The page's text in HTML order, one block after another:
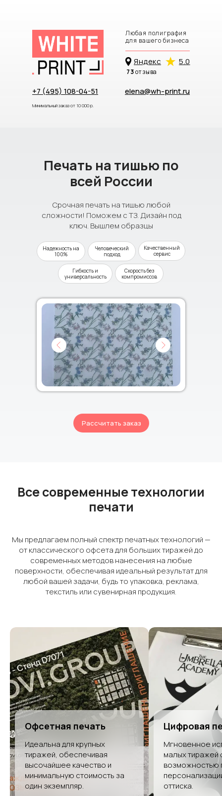
elena@wh-print.ru
+7 (495) 108-04-51
Любая полиграфия
для вашего бизнеса
Яндекc 5.0
73отзыва
Минимальный заказ от 10 000 р.
Печать на тишью по
всей России
Срочная печать на тишью любой
сложности! Поможем с ТЗ. Дизайн под
ключ. Вышлем образцы
Скорость без
компромиссов
Человеческий
подход
Гибкость и
универсальность
Качественный
сервис
Надежность на
100%
Рассчитать заказ
Все современные технологии
печати
Мы предлагаем полный спектр печатных технологий —
от классического офсета для больших тиражей до
современных методов нанесения на любые
поверхности, обеспечивая идеальный результат для
любой вашей задачи, будь то упаковка, реклама,
текстиль или сувенирная продукция.
Офсетная печать
Идеальна для крупных
тиражей, обеспечивая
высочайшее качество и
минимальную стоимость за
один экземпляр.
Цифровая
Мгновенное
малых тиражей
возможностью
оттиска.